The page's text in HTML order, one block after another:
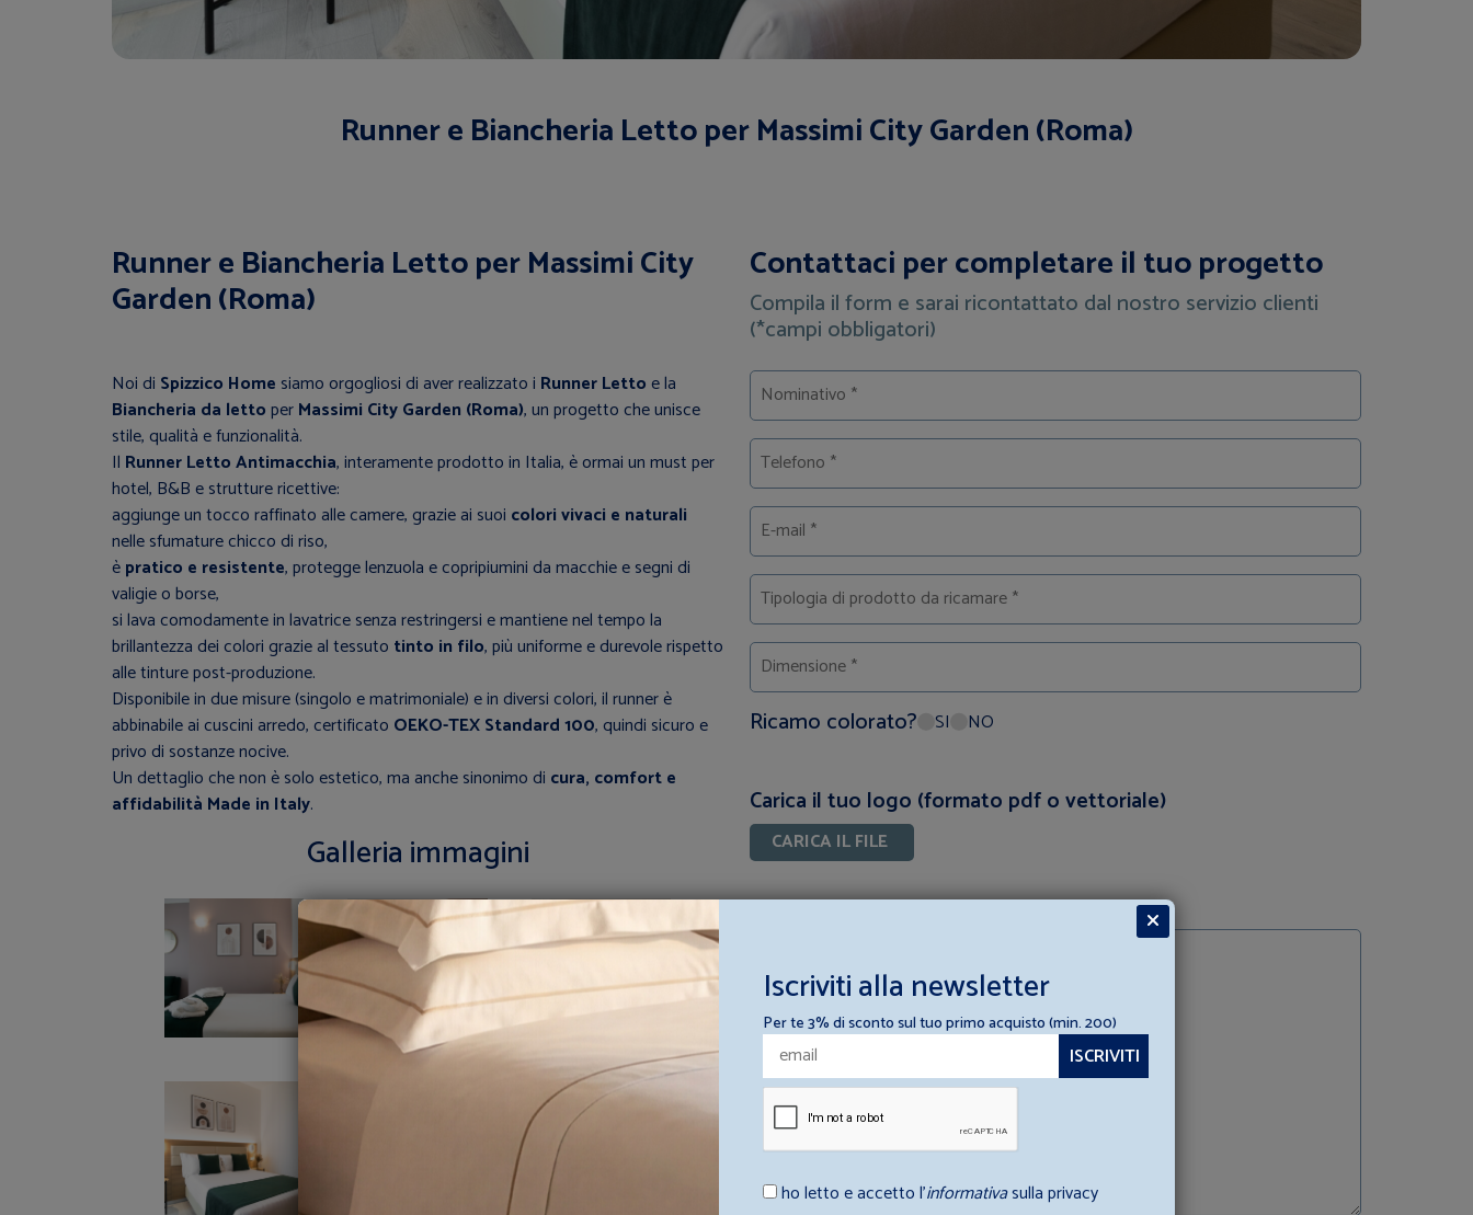
Runner e Biancheria Letto per Massimi City Garden (Roma)
Runner e Biancheria Letto per Massimi City
Garden (Roma)
Noi di Spizzico Home siamo orgogliosi di aver realizzato i Runner Lettoe la
Biancheria da lettoperMassimi City Garden (Roma), un progetto che unisce
stile, qualità e funzionalità.
Il Runner Letto Antimacchia, interamente prodotto in Italia, è ormai un must per
hotel, B&B e strutture ricettive:
aggiunge un tocco raffinato alle camere, grazie ai suoi colori vivaci e naturali
nelle sfumature chicco di riso,
èpratico e resistente, protegge lenzuola e copripiumini da macchie e segni di
valigie o borse,
si lava comodamente in lavatrice senza restringersi e mantiene nel tempo la
brillantezza dei colori grazie al tessuto tinto in filo, più uniforme e durevole rispetto
alle tinture post-produzione.
Disponibile in due misure (singolo e matrimoniale) e in diversi colori, il runner è
abbinabile ai cuscini arredo, certificato OEKO-TEX Standard 100, quindi sicuro e
privo di sostanze nocive.
Un dettaglio che non è solo estetico, ma anche sinonimo di cura, comfort e
affidabilità Made in Italy.
Galleria immagini
Contattaci per completare il tuo progetto
Compila il form e sarai ricontattato dal nostro servizio clienti
(*campi obbligatori)
Ricamo colorato? SI NO
Carica il tuo logo (formato pdf o vettoriale)
CARICA IL FILE
Iscriviti alla newsletter
Per te 3% di sconto sul tuo primo acquisto (min. 200)
ho letto e accetto l’informativasulla privacy